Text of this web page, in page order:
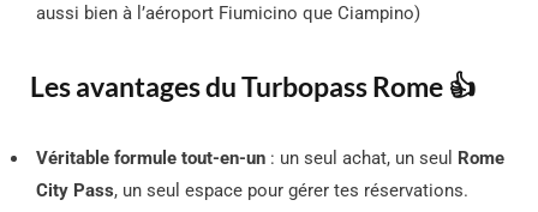
aussi bien à l’aéroport Fiumicino que Ciampino)
Les avantages du Turbopass Rome 👍
Véritable formule tout-en-un : un seul achat, un seul Rome
City Pass, un seul espace pour gérer tes réservations.